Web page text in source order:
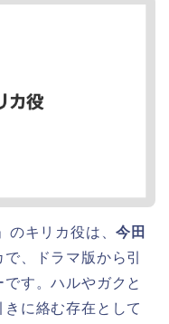
のキリカ役は、今田
、ドラマ版から引
す。ハルやガクと
に絡む存在として